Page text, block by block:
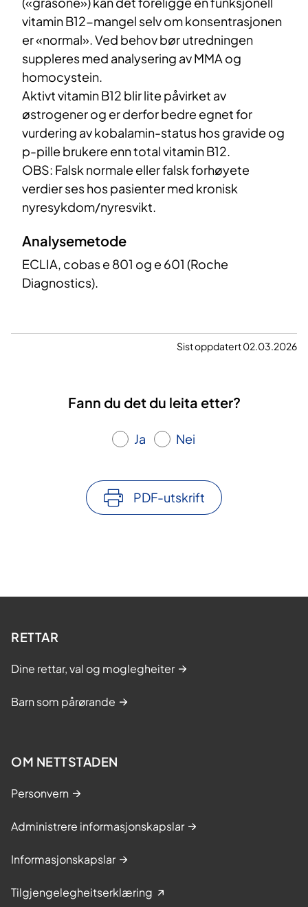
vitamin B12-mangel selv om konsentrasjonen
er «normal». Ved behov bør utredningen
suppleres med analysering av MMA og
homocystein.
Aktivt vitamin B12 blir lite påvirket av
østrogener og er derfor bedre egnet for
vurdering av kobalamin-status hos gravide og
p-pille brukere enn total vitamin B12.
OBS: Falsk normale eller falsk forhøyete
verdier ses hos pasienter med kronisk
nyresykdom/nyresvikt.
Analysemetode
ECLIA, cobas e 801 og e 601 (Roche
Diagnostics).
Sist oppdatert 02.03.2026
Fann du det du leita etter?
Ja Nei
PDF-utskrift
RETTAR
Dine rettar, val og moglegheiter
Barn som pårørande
OM NETTSTADEN
Personvern
Administrere informasjonskapslar
Informasjonskapslar
Tilgjengelegheitserklæring